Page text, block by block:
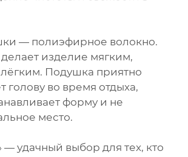
— полиэфирное волокно.
изделие мягким,
Подушка приятно
голову во время отдыха,
форму и не
место.
— удачный выбор для тех, кто